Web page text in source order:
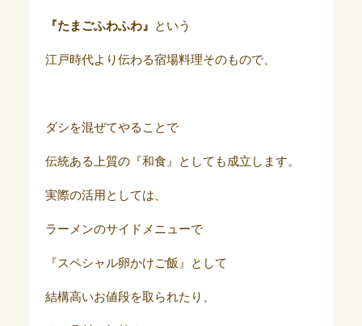
『たまごふわふわ』 という
江戸時代より伝わる宿場料理そのもので、
ダシを混ぜてやることで
伝統ある上質の『和食』としても成立します。
実際の活用としては、
ラーメンのサイドメニューで
『スペシャル卵かけご飯』として
結構高いお値段を取られたり、